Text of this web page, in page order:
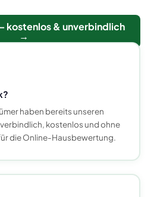
kostenlos & unverbindlich
→
haben bereits unseren
kostenlos und ohne
die Online-Hausbewertung.